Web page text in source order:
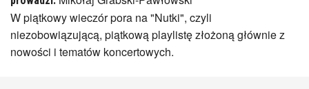
W piątkowy wieczór pora na "Nutki", czyli
niezobowiązującą, piątkową playlistę złożoną głównie z
nowości i tematów koncertowych.